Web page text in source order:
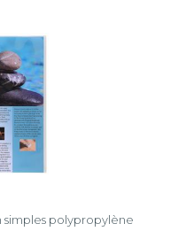
polypropylène